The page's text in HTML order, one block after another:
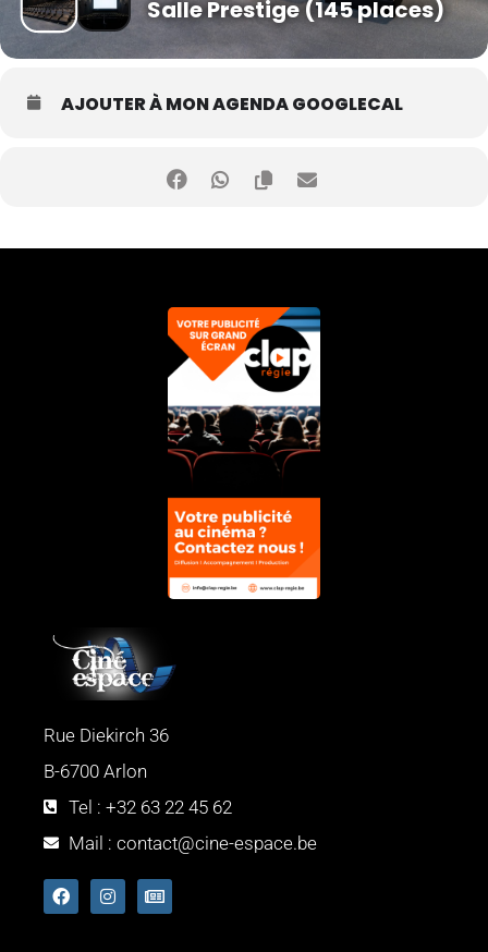
Salle Prestige (145 places)
AJOUTER À MON AGENDA GOOGLECAL
Rue Diekirch 36
B-6700 Arlon
Tel : +32 63 22 45 62
Mail : contact@cine-espace.be